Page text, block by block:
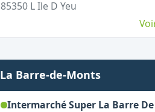
85350 L Ile D Yeu
La Barre-de-Monts
Intermarché Super La Barre